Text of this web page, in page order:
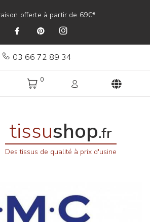
offerte à partir de 69€*
03 66 72 89 34
0
tissushop.fr
Des tissus de qualité à prix d'usine